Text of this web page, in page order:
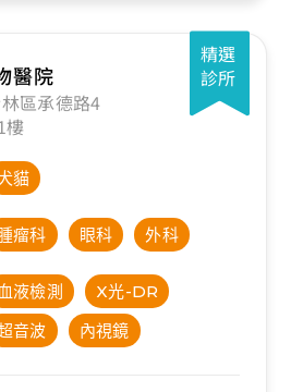
精選
診所
醫院
區承德路4
樓
貓
瘤科 眼科 外科
液檢測
X光-DR
音波
內視鏡